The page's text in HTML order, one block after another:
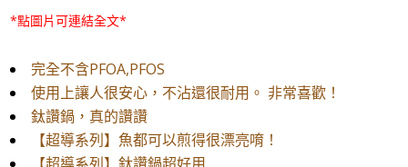
*點圖片可連結全文*
完全不含PFOA,PFOS
使用上讓人很安心，不沾還很耐用。 非常喜歡！
鈦讚鍋，真的讚讚
【超導系列】魚都可以煎得很漂亮唷！
【超導系列】鈦讚鍋超好用